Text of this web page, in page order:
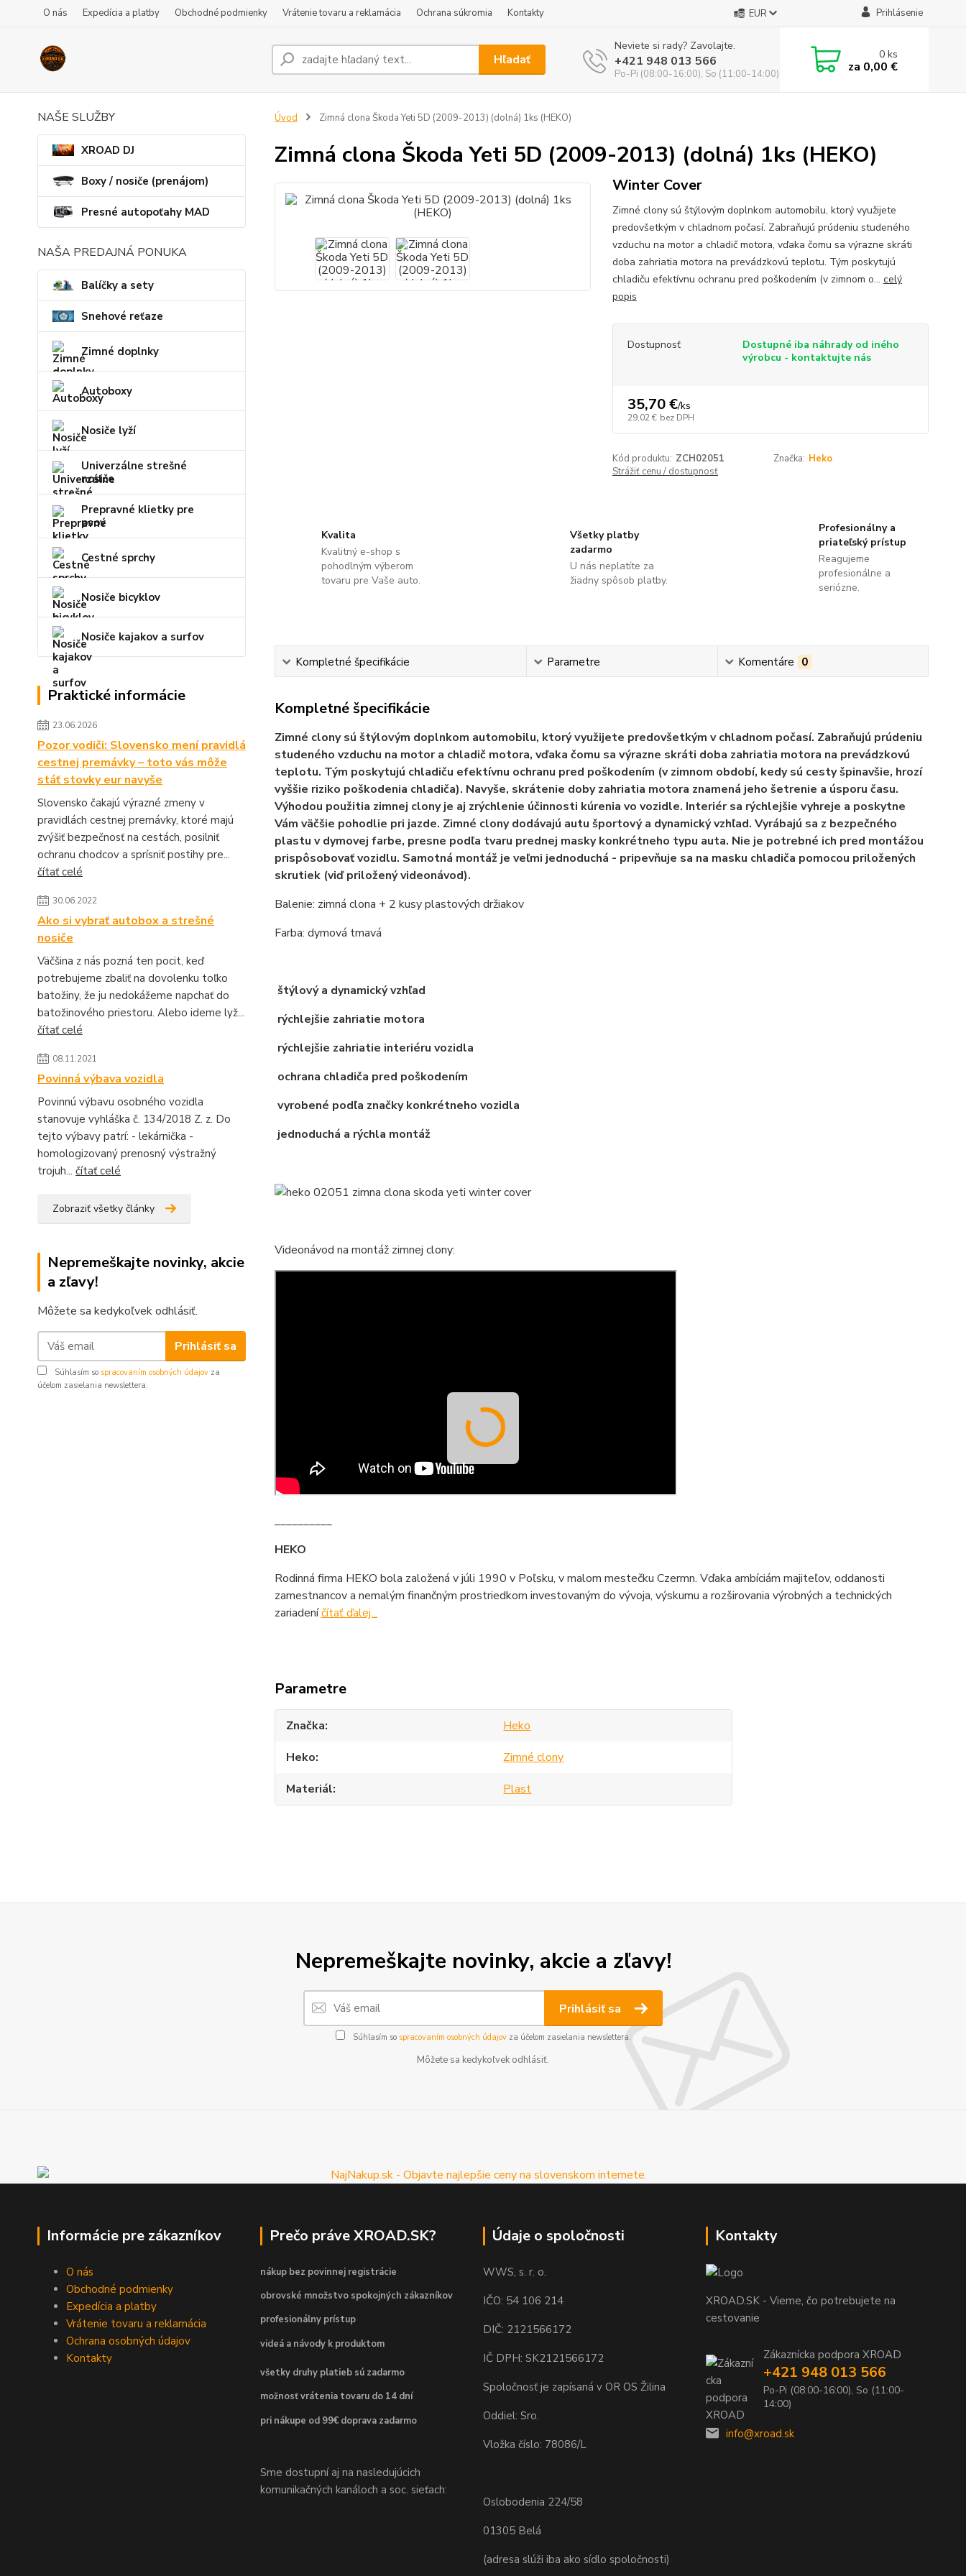
O nás Expedícia a platby Obchodné podmienky Vrátenie tovaru a reklamácia Ochrana súkromia Kontakty EUR Prihlásenie
Hľadať
Neviete si rady? Zavolajte.
+421 948 013 566
Po-Pi (08:00-16:00), So (11:00-14:00)
0ks
za 0,00 €
NAŠE SLUŽBY
XROAD DJ
Boxy / nosiče (prenájom)
Presné autopoťahy MAD
NAŠA PREDAJNÁ PONUKA
Balíčky a sety
Snehové reťaze
Zimné doplnky
Autoboxy
Nosiče lyží
Univerzálne strešné
nosiče
Prepravné klietky pre
psov
Cestné sprchy
Nosiče bicyklov
Nosiče kajakov a surfov
Praktické informácie
23.06.2026
Pozor vodiči: Slovensko mení pravidlá
cestnej premávky – toto vás môže
stáť stovky eur navyše
Slovensko čakajú výrazné zmeny v
pravidlách cestnej premávky, ktoré majú
zvýšiť bezpečnosť na cestách, posilniť
ochranu chodcov a sprísniť postihy pre...
čítať celé
30.06.2022
Ako si vybrať autobox a strešné
nosiče
Väčšina z nás pozná ten pocit, keď
potrebujeme zbaliť na dovolenku toľko
batožiny, že ju nedokážeme napchať do
batožinového priestoru. Alebo ideme lyž...
čítať celé
08.11.2021
Povinná výbava vozidla
Povinnú výbavu osobného vozidla
stanovuje vyhláška č. 134/2018 Z. z. Do
tejto výbavy patrí: - lekárnička -
homologizovaný prenosný výstražný
trojuh... čítať celé
Zobraziť všetky články
Nepremeškajte novinky, akcie
a zľavy!
Môžete sa kedykoľvek odhlásiť.
Prihlásiť sa
Súhlasím so spracovaním osobných údajov za
účelom zasielania newslettera.
Úvod Zimná clona Škoda Yeti 5D (2009-2013) (dolná) 1ks (HEKO)
Zimná clona Škoda Yeti 5D (2009-2013) (dolná) 1ks (HEKO)
Winter Cover
Zimné clony sú štýlovým doplnkom automobilu, ktorý využijete
predovšetkým v chladnom počasí. Zabraňujú prúdeniu studeného
vzduchu na motor a chladič motora, vďaka čomu sa výrazne skráti
doba zahriatia motora na prevádzkovú teplotu. Tým poskytujú
chladiču efektívnu ochranu pred poškodením (v zimnom o... celý
popis
Dostupnosť
Dostupné iba náhrady od iného
výrobcu - kontaktujte nás
35,70 €/ks
29,02 € bez DPH
Kód produktu: ZCH02051 Značka: Heko
Strážiť cenu / dostupnosť
Kvalita
Kvalitný e-shop s
pohodlným výberom
tovaru pre Vaše auto.
Všetky platby
zadarmo
U nás neplatíte za
žiadny spôsob platby.
Profesionálny a
priateľský prístup
Reagujeme
profesionálne a
seriózne.
Kompletné špecifikácie Parametre Komentáre 0
Kompletné špecifikácie
Zimné clony sú štýlovým doplnkom automobilu, ktorý využijete predovšetkým v chladnom počasí. Zabraňujú prúdeniu
studeného vzduchu na motor a chladič motora, vďaka čomu sa výrazne skráti doba zahriatia motora na prevádzkovú
teplotu. Tým poskytujú chladiču efektívnu ochranu pred poškodením (v zimnom období, kedy sú cesty špinavšie, hrozí
vyššie riziko poškodenia chladiča). Navyše, skrátenie doby zahriatia motora znamená jeho šetrenie a úsporu času.
Výhodou použitia zimnej clony je aj zrýchlenie účinnosti kúrenia vo vozidle. Interiér sa rýchlejšie vyhreje a poskytne
Vám väčšie pohodlie pri jazde. Zimné clony dodávajú autu športový a dynamický vzhľad. Vyrábajú sa z bezpečného
plastu v dymovej farbe, presne podľa tvaru prednej masky konkrétneho typu auta. Nie je potrebné ich pred montážou
prispôsobovať vozidlu. Samotná montáž je veľmi jednoduchá - pripevňuje sa na masku chladiča pomocou priložených
skrutiek (viď priložený videonávod).
Balenie: zimná clona + 2 kusy plastových držiakov
Farba: dymová tmavá
štýlový a dynamický vzhľad
rýchlejšie zahriatie motora
rýchlejšie zahriatie interiéru vozidla
ochrana chladiča pred poškodením
vyrobené podľa značky konkrétneho vozidla
jednoduchá a rýchla montáž
Videonávod na montáž zimnej clony:
__________
HEKO
Rodinná firma HEKO bola založená v júli 1990 v Poľsku, v malom mestečku Czermn. Vďaka ambíciám majiteľov, oddanosti
zamestnancov a nemalým finančným prostriedkom investovaným do vývoja, výskumu a rozširovania výrobných a technických
zariadeníčítať ďalej...
Parametre
Značka
Heko
Heko
Zimné clony
Materiál
Plast
Nepremeškajte novinky, akcie a zľavy!
Prihlásiť sa
Súhlasím so spracovaním osobných údajovza účelom zasielania newslettera.
Môžete sa kedykoľvek odhlásiť.
Informácie pre zákazníkov
O nás
Obchodné podmienky
Expedícia a platby
Vrátenie tovaru a reklamácia
Ochrana osobných údajov
Kontakty
Prečo práve XROAD.SK?
nákup bez povinnej registrácie
obrovské množstvo spokojných zákazníkov
profesionálny prístup
videá a návody k produktom
všetky druhy platieb sú zadarmo
možnosť vrátenia tovaru do 14 dní
pri nákupe od 99€ doprava zadarmo
Sme dostupní aj na nasledujúcich
komunikačných kanáloch a soc. sieťach:
Údaje o spoločnosti
WWS, s. r. o.
IČO: 54 106 214
DIČ: 2121566172
IČ DPH: SK2121566172
Spoločnosť je zapísaná v OR OS Žilina
Oddiel: Sro.
Vložka číslo: 78086/L
Oslobodenia 224/58
01305 Belá
(adresa slúži iba ako sídlo spoločnosti)
Kontakty
XROAD.SK - Vieme, čo potrebujete na
cestovanie
Zákaznícka podpora XROAD
+421 948 013 566
Po-Pi (08:00-16:00), So (11:00-
14:00)
info@xroad.sk